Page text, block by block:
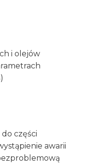
i olejów
części
awarii